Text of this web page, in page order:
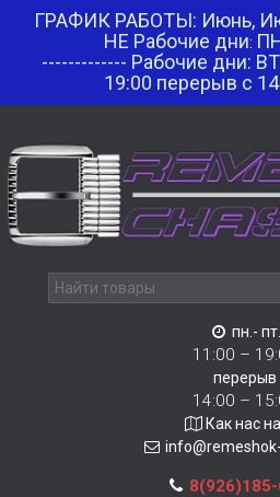
ГРАФИК РАБОТЫ: Июнь,
НЕ Рабочие дни:
------------- Рабочие дни:
19:00 перерыв с
пн.- пт.
11:00 –
перерыв
14:00 –
Как нас